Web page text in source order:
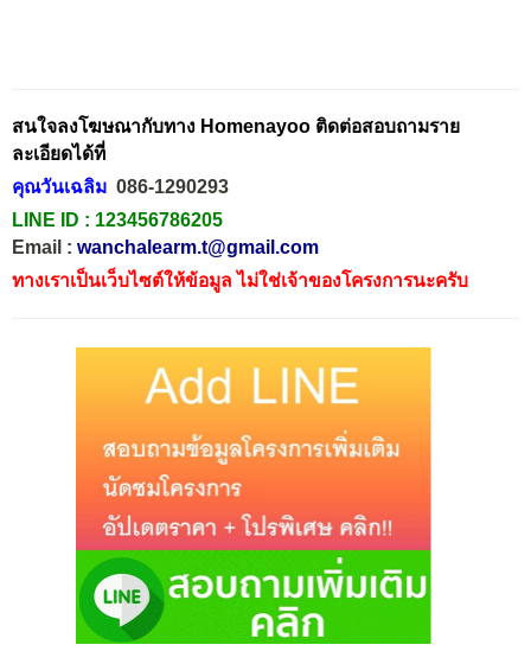
สนใจลงโฆษณากับทาง Homenayoo ติดต่อสอบถามราย
ละเอียดได้ที่
คุณวันเฉลิม 086-1290293
LINE ID : 123456786205
Email : wanchalearm.t@gmail.com
ทางเราเป็นเว็บไซต์ให้ข้อมูล ไม่ใช่เจ้าของโครงการนะครับ